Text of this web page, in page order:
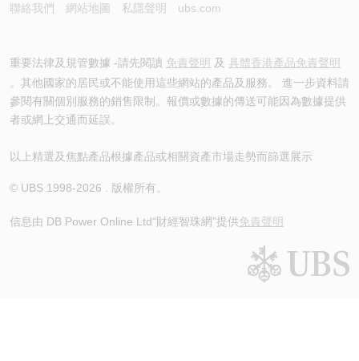
聯絡我們 網站地圖 私隱聲明 ubs.com
重要法律及規管數據 -請先閱讀 免責聲明 及 具體香港產品免責聲明
。其他國家的居民或不能使用這些網站的產品及服務。 進一步資料請
參閱有關個別服務的銷售限制。報價或數據的傳送可能因為數據提供
者或網上交通而延誤。
以上精選及焦點產品根據產品或相關資產市場走勢而篩選展示
© UBS 1998-2026 . 版權所有。
信息由 DB Power Online Ltd“財經智珠網”提供免責聲明